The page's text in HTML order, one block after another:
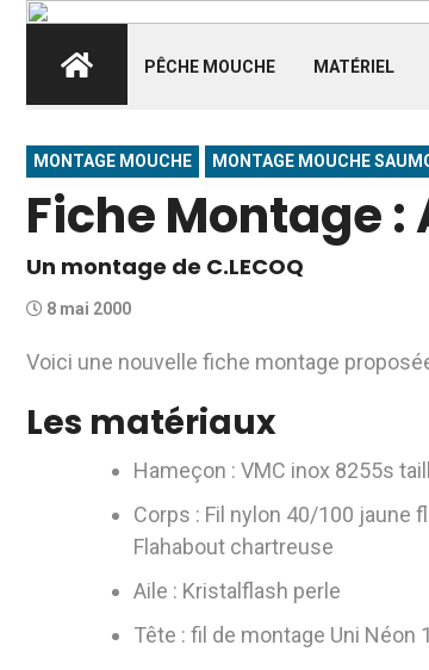
PÊCHE MOUCHE MATÉRIEL
MONTAGE MOUCHE MONTAGE MOUCHE
Fiche Montage :
Un montage de C.LECOQ
8 mai 2000
Voici une nouvelle fiche montage proposée
Les matériaux
Hameçon : VMC inox 8255s
Corps : Fil nylon 40/100 jaune
Flahabout chartreuse
Aile : Kristalflash perle
Tête : fil de montage Uni Néon